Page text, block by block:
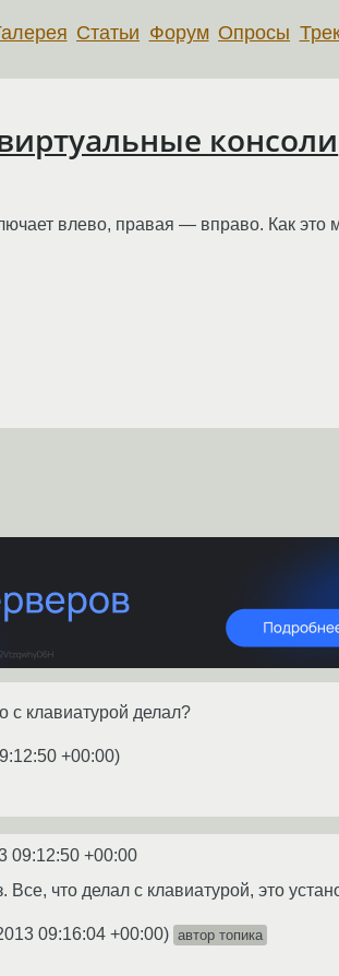
Статьи Форум Опросы
консоли
влево, правая — вправо. Как это
с клавиатурой делал?
+00:00)
09:12:50 +00:00
Все, что делал с клавиатурой, это
09:16:04 +00:00) автор топика